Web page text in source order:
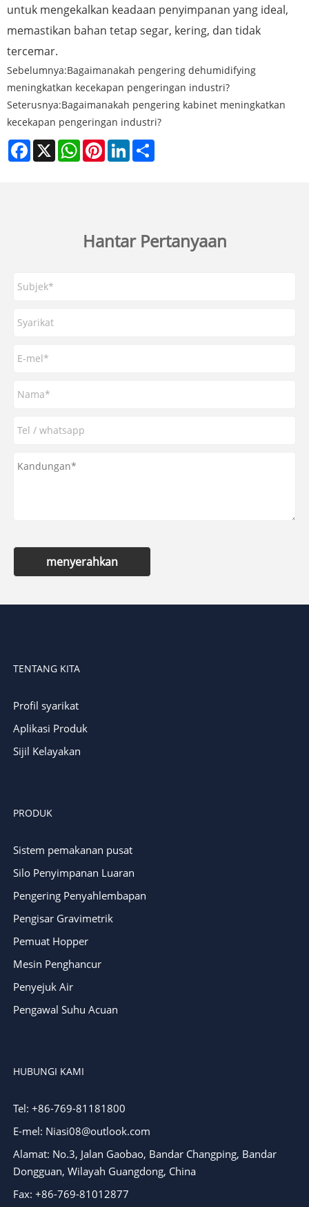
untuk mengekalkan keadaan penyimpanan yang ideal,
memastikan bahan tetap segar, kering, dan tidak
tercemar.
Sebelumnya:Bagaimanakah pengering dehumidifying
meningkatkan kecekapan pengeringan industri?
Seterusnya:Bagaimanakah pengering kabinet meningkatkan
kecekapan pengeringan industri?
Facebook
X WhatsAppPinterestLinkedIn
Hantar Pertanyaan
menyerahkan
TENTANG KITA
Profil syarikat
Aplikasi Produk
Sijil Kelayakan
PRODUK
Sistem pemakanan pusat
Silo Penyimpanan Luaran
Pengering Penyahlembapan
Pengisar Gravimetrik
Pemuat Hopper
Mesin Penghancur
Penyejuk Air
Pengawal Suhu Acuan
HUBUNGI KAMI
Tel: +86-769-81181800
E-mel: Niasi08@outlook.com
Alamat: No.3, Jalan Gaobao, Bandar Changping, Bandar
Dongguan, Wilayah Guangdong, China
Fax: +86-769-81012877